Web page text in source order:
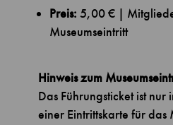
Preis: 5,00 € |
Museumseintritt
Hinweis zum
Das Führungsticket ist
einer Eintrittskarte für das